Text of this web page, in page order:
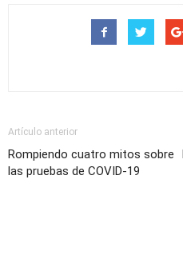
Artículo anterior
Rompiendo cuatro mitos sobre
las pruebas de COVID-19